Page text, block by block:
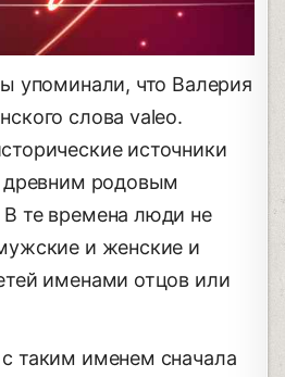
упоминали, что Валерия
слова valeo.
источники
древним родовым
те времена люди не
и женские и
именами отцов или
таким именем сначала